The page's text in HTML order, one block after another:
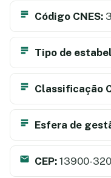
Código CNES:
Tipo de
Classificação
Esfera de
CEP: 13900-320